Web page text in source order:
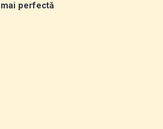
mai perfectă